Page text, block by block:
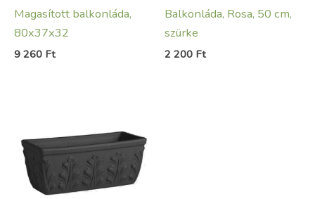
Magasított balkonláda,
80x37x32
9 260 Ft
Balkonláda, Rosa, 50 cm,
szürke
2 200 Ft